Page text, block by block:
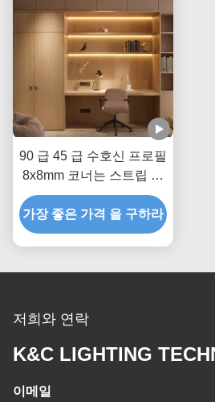
90 급 45 급 수호신 프로필
8x8mm 코너는 스트립 프
로필을 이끌었습니다
가장 좋은 가격 을 구하라
저희와 연락
K&C LIGHTING
이메일